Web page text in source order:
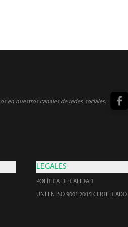
en nuestros canales de redes sociales:
LEGALES
POLÍTICA DE CALIDAD
UNI EN ISO 9001:2015 CERTIFICADO